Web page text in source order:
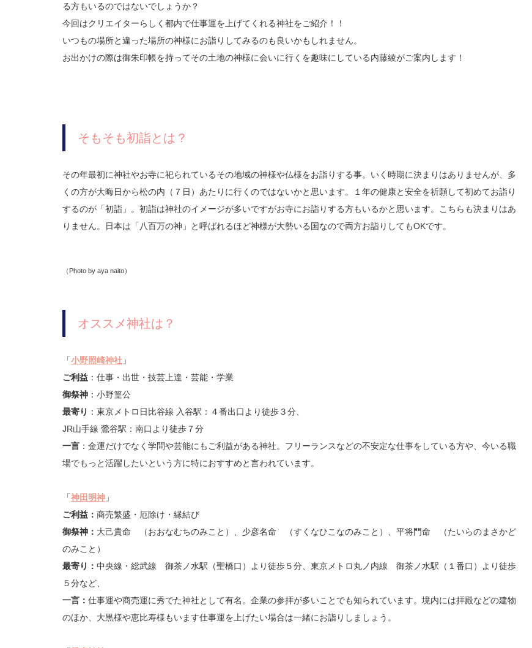
る方もいるのではないでしょうか？
今回はクリエイターらしく都内で仕事運を上げてくれる神社をご紹介！！
いつもの場所と違った場所の神様にお詣りしてみるのも良いかもしれません。
お出かけの際は御朱印帳を持ってその土地の神様に会いに行くを趣味にしている内藤綾がご案内します！
そもそも初詣とは？
その年最初に神社やお寺に祀られているその地域の神様や仏様をお詣りする事。いく時期に決まりはありませんが、多
くの方が大晦日から松の内（７日）あたりに行くのではないかと思います。１年の健康と安全を祈願して初めてお詣り
するのが「初詣」。初詣は神社のイメージが多いですがお寺にお詣りする方もいるかと思います。こちらも決まりはあ
りません。日本は「八百万の神」と呼ばれるほど神様が大勢いる国なので両方お詣りしてもOKです。
（Photo by aya naito）
オススメ神社は？
「小野照崎神社 」
ご利益 ：仕事・出世・技芸上達・芸能・学業
御祭神 ：小野篁公
最寄り ：東京メトロ日比谷線 入谷駅：４番出口より徒歩３分、
JR山手線 鶯谷駅：南口より徒歩７分
一言 ：金運だけでなく学問や芸能にもご利益がある神社。フリーランスなどの不安定な仕事をしている方や、今いる職
場でもっと活躍したいという方に特におすすめと言われています。
「神田明神 」
ご利益： 商売繁盛・厄除け・縁結び
御祭神： 大己貴命 （おおなむちのみこと）、少彦名命 （すくなひこなのみこと）、 平将門命 （たいらのまさかど
のみこと）
最寄り： 中央線・総武線 御茶ノ水駅（聖橋口）より徒歩５分、東京メトロ丸ノ内線 御茶ノ水駅（１番口）より徒歩
５分など、
一言： 仕事運や商売運に秀でた神社として有名。企業の参拝が多いことでも知られています。境内には拝殿などの建物
のほか、大黒様や恵比寿様もいます仕事運を上げたい場合は一緒にお詣りしましょう。